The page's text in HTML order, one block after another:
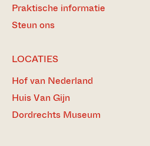
Praktische informatie
Steun ons
LOCATIES
Hof van Nederland
Huis Van Gijn
Dordrechts Museum